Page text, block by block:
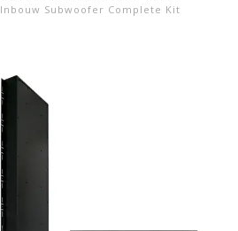
Subwoofer Complete Kit